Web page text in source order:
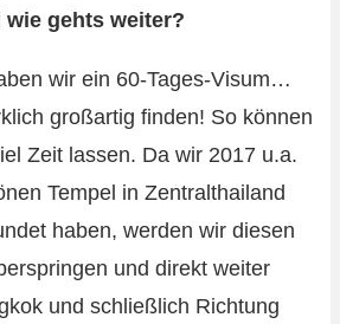
wie gehts weiter?
wir ein 60-Tages-Visum…
großartig finden! So können
Zeit lassen. Da wir 2017 u.a.
Tempel in Zentralthailand
haben, werden wir diesen
und direkt weiter
und schließlich Richtung